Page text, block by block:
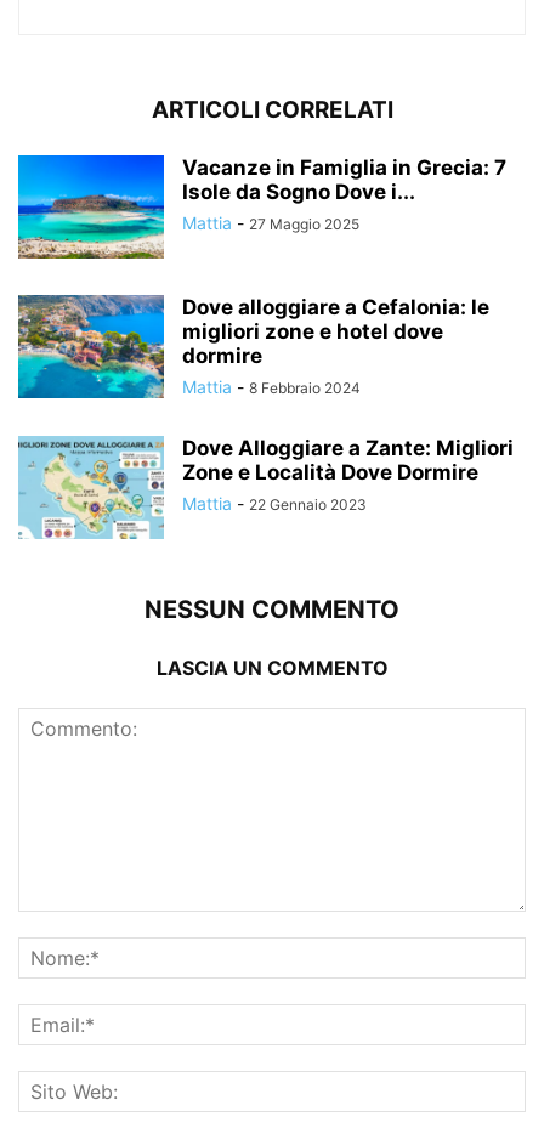
ARTICOLI CORRELATI
Vacanze in Famiglia in Grecia: 7
Isole da Sogno Dove i...
Mattia - 27 Maggio 2025
Dove alloggiare a Cefalonia: le
migliori zone e hotel dove
dormire
Mattia - 8 Febbraio 2024
Dove Alloggiare a Zante: Migliori
Zone e Località Dove Dormire
Mattia - 22 Gennaio 2023
NESSUN COMMENTO
LASCIA UN COMMENTO